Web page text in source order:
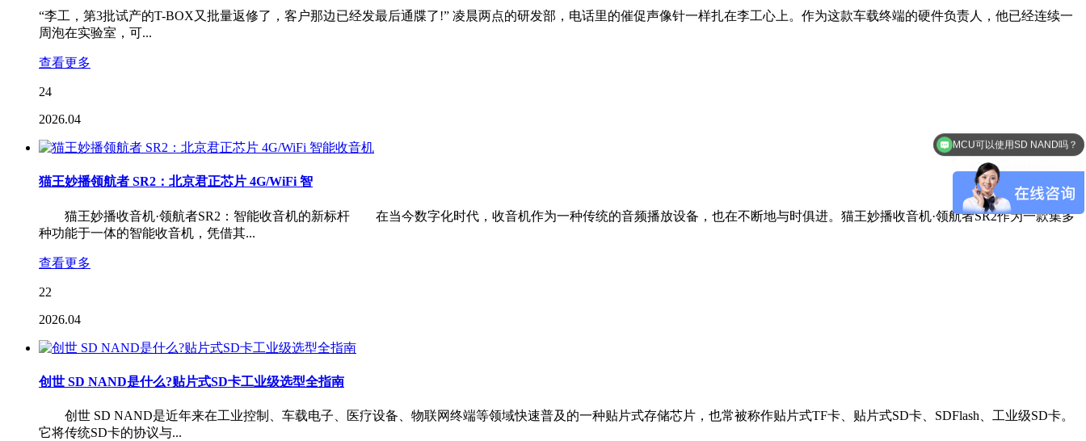
“李工，第3批试产的T-BOX又批量返修了，客户那边已经发最后通牒了!” 凌晨两点的研发部，电话里的催促声像针一样扎在李工心上。作为这款车载终端的硬件负责人，他已经连续一
周泡在实验室，可...
查看更多
24
2026.04
猫王妙播领航者 SR2：北京君正芯片 4G/WiFi 智
猫王妙播收音机·领航者SR2：智能收音机的新标杆 在当今数字化时代，收音机作为一种传统的音频播放设备，也在不断地与时俱进。猫王妙播收音机·领航者SR2作为一款集多
种功能于一体的智能收音机，凭借其...
查看更多
22
2026.04
创世 SD NAND是什么?贴片式SD卡工业级选型全指南
创世 SD NAND是近年来在工业控制、车载电子、医疗设备、物联网终端等领域快速普及的一种贴片式存储芯片，也常被称作贴片式TF卡、贴片式SD卡、SDFlash、工业级SD卡。
它将传统SD卡的协议与...
一代和二代有什么区别？